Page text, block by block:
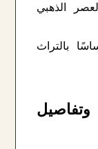
الذهبي
بالتراث